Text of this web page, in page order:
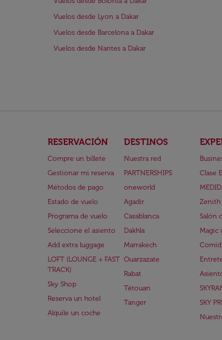
Vuelos desde Lyon a Dakar
Vuelos desde Barcelona a Dakar
Vuelos desde Nantes a Dakar
RESERVACIÓN
Compre un billete
Gestionar mi reserva
Métodos de pago
Estado de vuelo
Programa de vuelo
Seleccione el asiento
Add extra luggage
LOFT (LOUNGE + FAST
TRACK)
Sky Shop
Reserva un hotel
Alquile un coche
DESTINOS
Nuestra red
PARTNERSHIPS
oneworld
Agadir
Casablanca
Dakhla
Marrakech
Ouarzazate
Rabat
Tétouan
Tanger
Clase
Zenith
Salón
Magic
SKY